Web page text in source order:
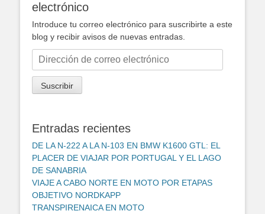
electrónico
Introduce tu correo electrónico para suscribirte a este
blog y recibir avisos de nuevas entradas.
Dirección
correo
electrónico
Suscribir
Entradas recientes
DE LA N-222 A LA N-103 EN BMW K1600 GTL: EL
PLACER DE VIAJAR POR PORTUGAL Y EL LAGO
DE SANABRIA
VIAJE A CABO NORTE EN MOTO POR ETAPAS
OBJETIVO NORDKAPP
TRANSPIRENAICA EN MOTO